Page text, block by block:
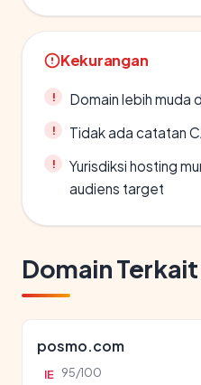
Kekurangan
Domain lebih muda
Tidak ada catatan
Yurisdiksi hosting
audiens target
Domain Terkait
posmo.com
IE 95/100